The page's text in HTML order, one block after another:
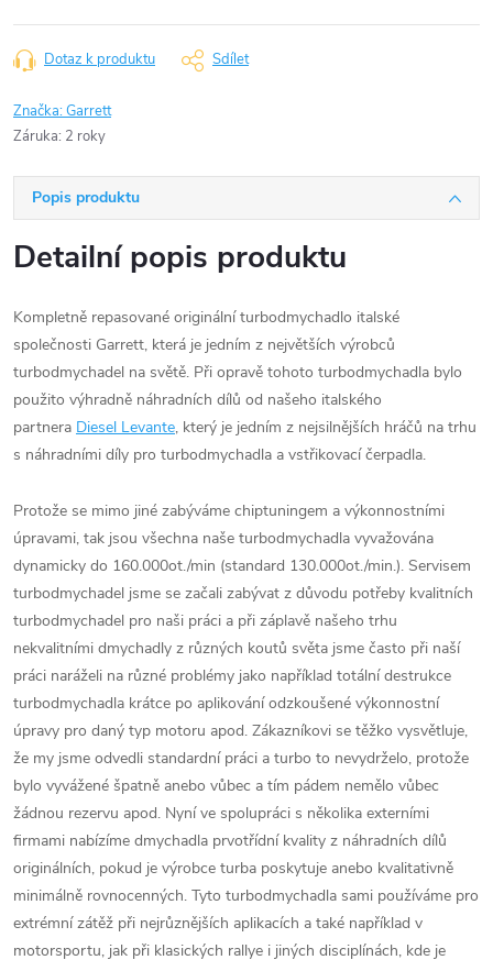
Dotaz k produktu Sdílet
Značka:Garrett
Záruka: 2 roky
Popis produktu
Detailní popis produktu
Kompletně repasované originální turbodmychadlo italské
společnosti Garrett, která je jedním z největších výrobců
turbodmychadel na světě. Při opravě tohoto turbodmychadla bylo
použito výhradně náhradních dílů od našeho italského
partnera Diesel Levante, který je jedním z nejsilnějších hráčů na trhu
s náhradními díly pro turbodmychadla a vstřikovací čerpadla.
Protože se mimo jiné zabýváme chiptuningem a výkonnostními
úpravami, tak jsou všechna naše turbodmychadla vyvažována
dynamicky do 160.000ot./min (standard 130.000ot./min.). Servisem
turbodmychadel jsme se začali zabývat z důvodu potřeby kvalitních
turbodmychadel pro naši práci a při záplavě našeho trhu
nekvalitními dmychadly z různých koutů světa jsme často při naší
práci naráželi na různé problémy jako například totální destrukce
turbodmychadla krátce po aplikování odzkoušené výkonnostní
úpravy pro daný typ motoru apod. Zákazníkovi se těžko vysvětluje,
že my jsme odvedli standardní práci a turbo to nevydrželo, protože
bylo vyvážené špatně anebo vůbec a tím pádem nemělo vůbec
žádnou rezervu apod. Nyní ve spolupráci s několika externími
firmami nabízíme dmychadla prvotřídní kvality z náhradních dílů
originálních, pokud je výrobce turba poskytuje anebo kvalitativně
minimálně rovnocenných. Tyto turbodmychadla sami používáme pro
extrémní zátěž při nejrůznějších aplikacích a také například v
motorsportu, jak při klasických rallye i jiných disciplínách, kde je